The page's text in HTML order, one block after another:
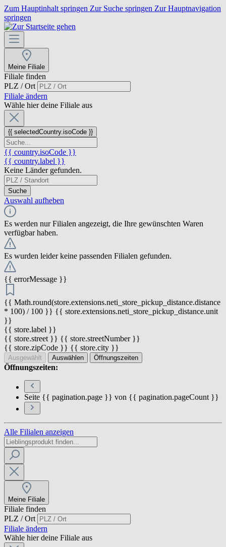
Zum Hauptinhalt springen Zur Suche springen Zur Hauptnavigation
springen
Meine Filiale
Filiale finden
PLZ / Ort
Filiale ändern
Wähle hier deine Filiale aus
{{ selectedCountry.isoCode }}
{{ country.isoCode }}
{{ country.label }}
Keine Länder gefunden.
Suche
Auswahl aufheben
Es werden nur Filialen angezeigt, die Ihre gewünschten Waren
verfügbar haben.
Es wurden leider keine passenden Filialen gefunden.
{{ errorMessage }}
{{ Math.round(store.extensions.neti_store_pickup_distance.distance
* 100) / 100 }} {{ store.extensions.neti_store_pickup_distance.unit
}}
{{ store.label }}
{{ store.street }} {{ store.streetNumber }}
{{ store.zipCode }} {{ store.city }}
Ausgewählt Auswählen Öffnungszeiten
Öffnungszeiten:
Seite {{ pagination.page }} von {{ pagination.pageCount }}
Alle Filialen anzeigen
Meine Filiale
Filiale finden
PLZ / Ort
Filiale ändern
Wähle hier deine Filiale aus